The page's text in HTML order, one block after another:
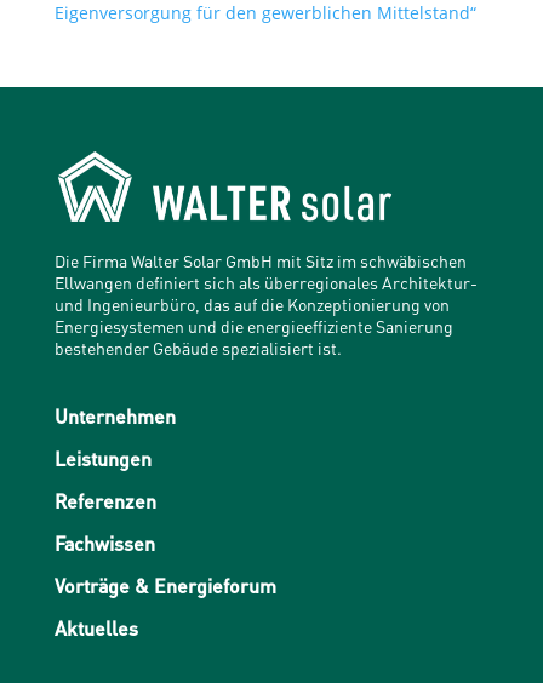
Eigenversorgung für den gewerblichen Mittelstand“
Die Firma Walter Solar GmbH mit Sitz im schwäbischen
Ellwangen definiert sich als überregionales Architektur-
und Ingenieurbüro, das auf die Konzeptionierung von
Energiesystemen und die energieeffiziente Sanierung
bestehender Gebäude spezialisiert ist.
Unternehmen
Leistungen
Referenzen
Fachwissen
Vorträge & Energieforum
Aktuelles